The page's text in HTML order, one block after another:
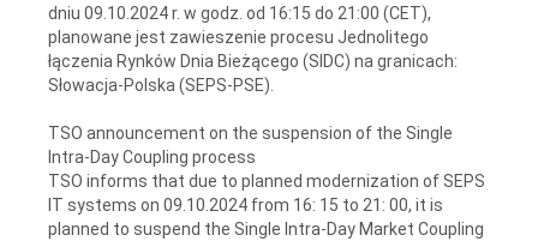
dniu 09.10.2024 r. w godz. od 16:15 do 21:00 (CET),
planowane jest zawieszenie procesu Jednolitego
łączenia Rynków Dnia Bieżącego (SIDC) na granicach:
Słowacja-Polska (SEPS-PSE).
TSO announcement on the suspension of the Single
Intra-Day Coupling process
TSO informs that due to planned modernization of SEPS
IT systems on 09.10.2024 from 16: 15 to 21: 00, it is
planned to suspend the Single Intra-Day Market Coupling